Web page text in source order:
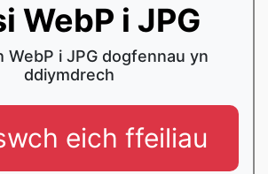
WebP i JPG
WebP i JPG dogfennau yn
ddiymdrech
eich ffeiliau